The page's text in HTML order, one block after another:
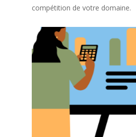
compétition de votre domaine.